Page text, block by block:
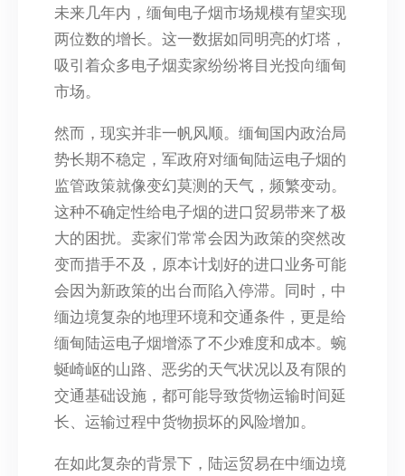
未来几年内，缅甸电子烟市场规模有望实现
两位数的增长。这一数据如同明亮的灯塔，
吸引着众多电子烟卖家纷纷将目光投向缅甸
市场。
然而，现实并非一帆风顺。缅甸国内政治局
势长期不稳定，军政府对缅甸陆运电子烟的
监管政策就像变幻莫测的天气，频繁变动。
这种不确定性给电子烟的进口贸易带来了极
大的困扰。卖家们常常会因为政策的突然改
变而措手不及，原本计划好的进口业务可能
会因为新政策的出台而陷入停滞。同时，中
缅边境复杂的地理环境和交通条件，更是给
缅甸陆运电子烟增添了不少难度和成本。蜿
蜒崎岖的山路、恶劣的天气状况以及有限的
交通基础设施，都可能导致货物运输时间延
长、运输过程中货物损坏的风险增加。
在如此复杂的背景下，陆运贸易在中缅边境